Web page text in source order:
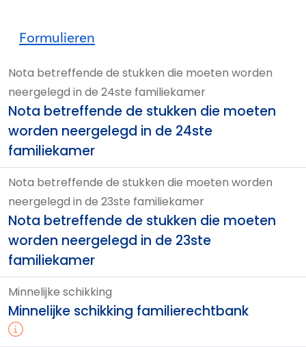
Formulieren
Nota betreffende de stukken die moeten worden
neergelegd in de 24ste familiekamer
Nota betreffende de stukken die moeten
worden neergelegd in de 24ste
familiekamer
Nota betreffende de stukken die moeten worden
neergelegd in de 23ste familiekamer
Nota betreffende de stukken die moeten
worden neergelegd in de 23ste
familiekamer
Minnelijke schikking
Minnelijke schikking familierechtbank